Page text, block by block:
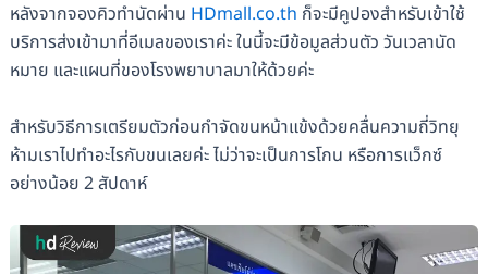
หลังจากจองคิวทำนัดผ่าน HDmall.co.th ก็จะมีคูปองสำหรับเข้าใช้
บริการส่งเข้ามาที่อีเมลของเราค่ะ ในนี้จะมีข้อมูลส่วนตัว วันเวลานัด
หมาย และแผนที่ของโรงพยาบาลมาให้ด้วยค่ะ
สำหรับวิธีการเตรียมตัวก่อนกำจัดขนหน้าแข้งด้วยคลื่นความถี่วิทยุ
ห้ามเราไปทำอะไรกับขนเลยค่ะ ไม่ว่าจะเป็นการโกน หรือการแว็กซ์
อย่างน้อย 2 สัปดาห์